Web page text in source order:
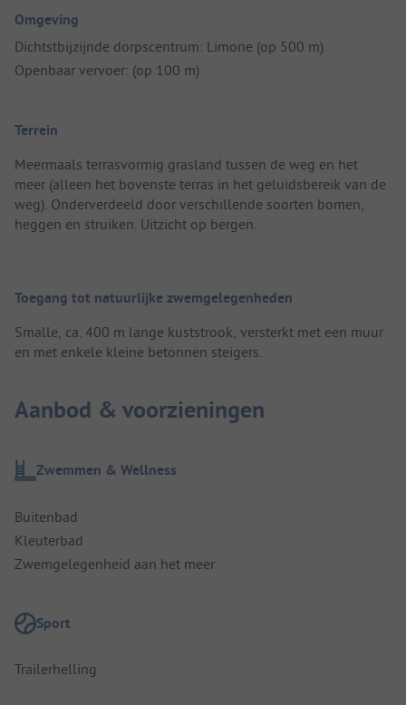
Omgeving
Dichtstbijzijnde dorpscentrum: Limone (op 500 m)
Openbaar vervoer: (op 100 m)
Terrein
Meermaals terrasvormig grasland tussen de weg en het
meer (alleen het bovenste terras in het geluidsbereik van de
weg). Onderverdeeld door verschillende soorten bomen,
heggen en struiken. Uitzicht op bergen.
Toegang tot natuurlijke zwemgelegenheden
Smalle, ca. 400 m lange kuststrook, versterkt met een muur
en met enkele kleine betonnen steigers.
Aanbod & voorzieningen
Zwemmen & Wellness
Buitenbad
Kleuterbad
Zwemgelegenheid aan het meer
Sport
Trailerhelling